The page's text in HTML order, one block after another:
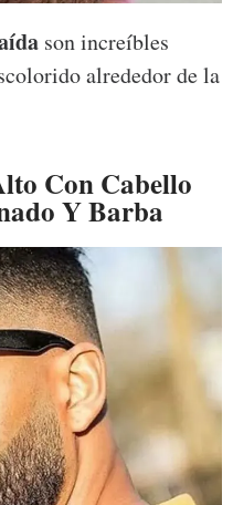
son increíbles
alrededor de la
Con Cabello
Y Barba